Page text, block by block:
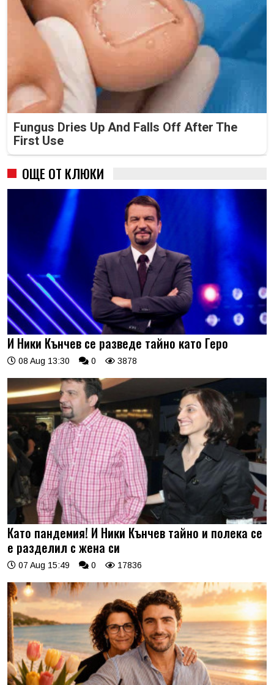
Fungus Dries Up And Falls Off After The
First Use
ОЩЕ ОТ КЛЮКИ
И Ники Кънчев се разведе тайно като Геро
08 Aug 13:30 0 3878
Като пандемия! И Ники Кънчев тайно и полека се
е разделил с жена си
07 Aug 15:49 0 17836